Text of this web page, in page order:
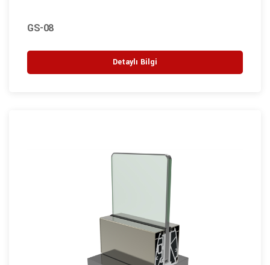
GS-08
Detaylı Bilgi